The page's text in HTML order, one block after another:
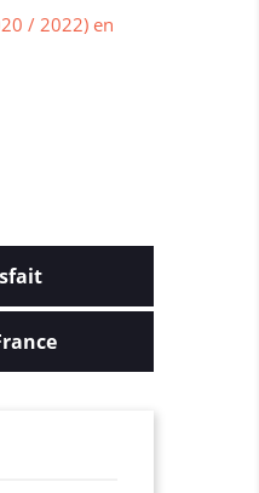
/ 2022) en